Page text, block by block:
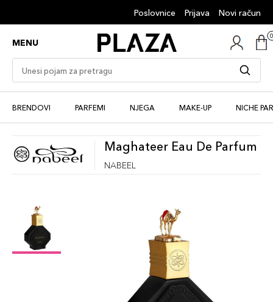
Poslovnice Prijava Novi račun
MENU
BRENDOVI PARFEMI NJEGA MAKE-UP NICHE
Maghateer Eau De Parfum
NABEEL